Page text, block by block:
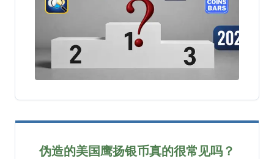
伪造的美国鹰扬银币真的很常见吗？